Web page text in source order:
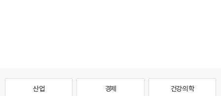
산업 경제 건강·의학